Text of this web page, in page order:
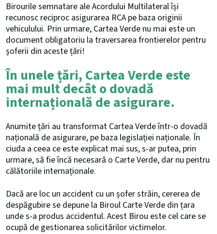
Birourile semnatare ale Acordului Multilateral își
recunosc reciproc asigurarea RCA pe baza originii
vehiculului. Prin urmare, Cartea Verde nu mai este un
document obligatoriu la traversarea frontierelor pentru
șoferii din aceste țări!
În unele țări, Cartea Verde este
mai mult decât o dovadă
internațională de asigurare.
Anumite țări au transformat Cartea Verde într-o dovadă
națională de asigurare, pe baza legislației naționale. În
ciuda a ceea ce este explicat mai sus, s-ar putea, prin
urmare, să fie încă necesară o Carte Verde, dar nu pentru
călătoriile internaționale.
Dacă are loc un accident cu un șofer străin, cererea de
despăgubire se depune la Biroul Carte Verde din țara
unde s-a produs accidentul. Acest Birou este cel care se
ocupă de gestionarea solicitărilor victimelor.